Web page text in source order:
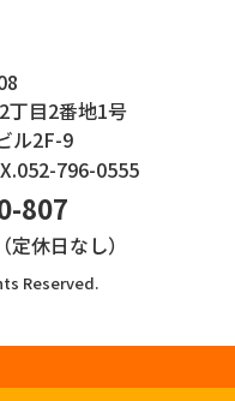
丁目2番地1号
ル2F-9
796-0555
807
休日なし）
Reserved.